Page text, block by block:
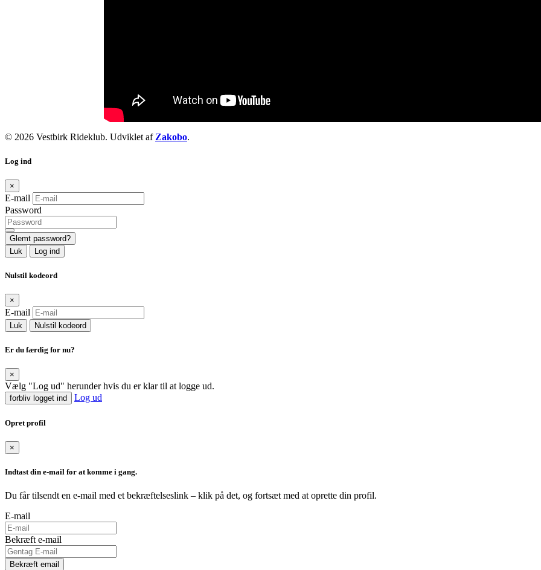
© 2026 Vestbirk Rideklub. Udviklet af Zakobo.
Log ind
×
E-mail
Password
Glemt password?
Luk
Log ind
Nulstil kodeord
×
E-mail
Luk Nulstil kodeord
Er du færdig for nu?
×
Vælg "Log ud" herunder hvis du er klar til at logge ud.
forbliv logget ind Log ud
Opret profil
×
Indtast din e-mail for at komme i gang.
Du får tilsendt en e-mail med et bekræftelseslink – klik på det, og fortsæt med at oprette din profil.
E-mail
Bekræft e-mail
Bekræft email